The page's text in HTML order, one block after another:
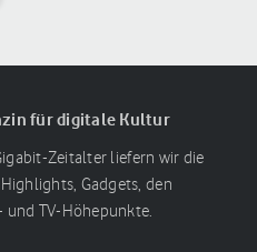
für digitale Kultur
Zeitalter liefern wir die
Gadgets, den
und TV-Höhepunkte.